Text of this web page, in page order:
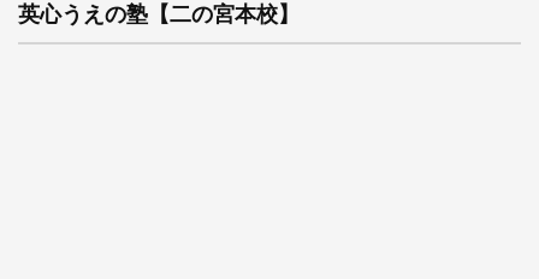
英心うえの塾【二の宮本校】